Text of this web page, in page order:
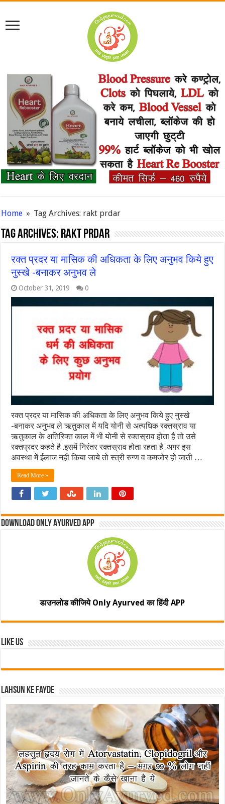
Home » Tag Archives: rakt prdar
Tag Archives: rakt prdar
रक्त प्रदर या मासिक की अधिकता के लिए अनुभव किये हुए
नुस्खे -बनाकर अनुभव ले
October 31, 2019 0
रक्त प्रदर या मासिक की अधिकता के लिए अनुभव किये हुए नुस्खे
-बनाकर अनुभव ले ऋतुकाल में यदि योनी से अत्यधिक रक्तस्राव या
ऋतुकाल के अतिरिक्त काल में भी योनी से रक्तस्राव होता है तो उसे
रक्तप्रदर कहते है .इसमें निरंतर रक्तस्राव होता रहता है .अगर इस
अवस्था में ईलाज नही किया जाये तो स्त्री रुग्ण व कमजोर हो जाती …
Read More »
Download Only Ayurved App
डाउनलोड कीजिये Only Ayurved का हिंदी APP
Like Us
Lahsun ke fayde